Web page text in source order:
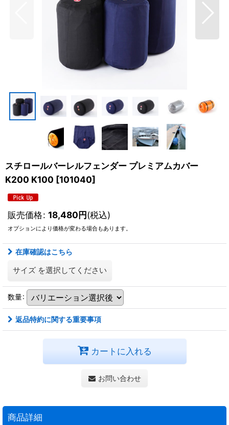
スチロールバーレルフェンダー プレミアムカバー
K200 K100 [101040]
販売価格: 18,480円(税込)
オプションにより価格が変わる場合もあります。
在庫確認はこちら
サイズ を選択してください
数量:
返品特約に関する重要事項
カートに入れる
お問い合わせ
商品詳細